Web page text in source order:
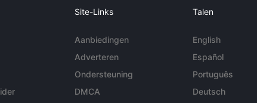
Site-Links
Aanbiedingen
Adverteren
Ondersteuning
DMCA
Talen
English
Español
Português
Deutsch